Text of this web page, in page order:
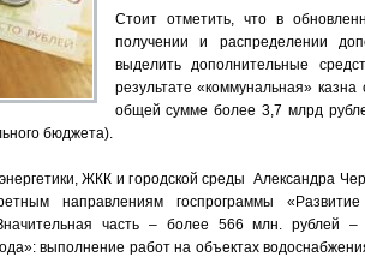
Стоит отметить, что в
получении и распределении
выделить дополнительные
результате «коммунальная»
общей сумме более 3,7 млрд
бюджета).
ЖКК и городской среды Александра
направлениям госпрограммы «Развитие
часть – более 566 млн. рублей
выполнение работ на объектах